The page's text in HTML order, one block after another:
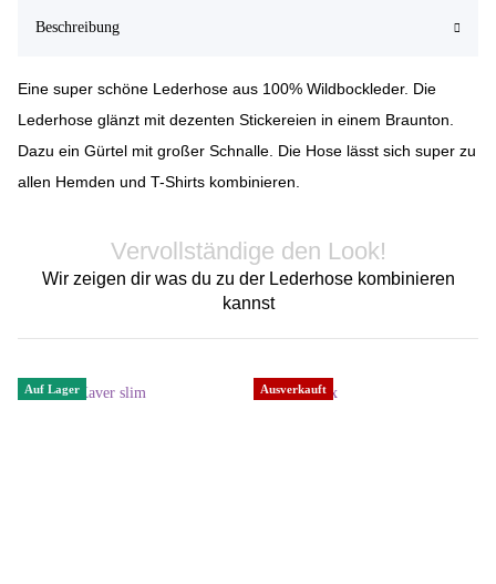
Beschreibung
Eine super schöne Lederhose aus 100% Wildbockleder. Die
Lederhose glänzt mit dezenten Stickereien in einem Braunton.
Dazu ein Gürtel mit großer Schnalle. Die Hose lässt sich super zu
allen Hemden und T-Shirts kombinieren.
Vervollständige den Look!
Wir zeigen dir was du zu der Lederhose kombinieren
kannst
Auf Lager Ausverkauft